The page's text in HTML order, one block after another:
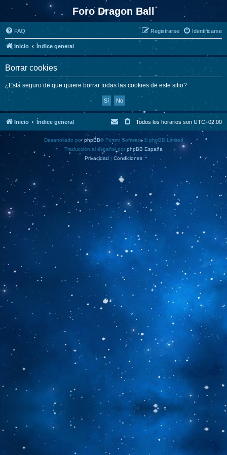
Foro Dragon Ball
FAQ Identificarse
Registrarse
Inicio Índice general
Borrar cookies
¿Está seguro de que quiere borrar todas las cookies de este sitio?
Inicio Índice general Todos los horarios son UTC+02:00
Desarrollado por phpBB® Forum Software © phpBB Limited
Traducción al español por phpBB España
Privacidad | Condiciones